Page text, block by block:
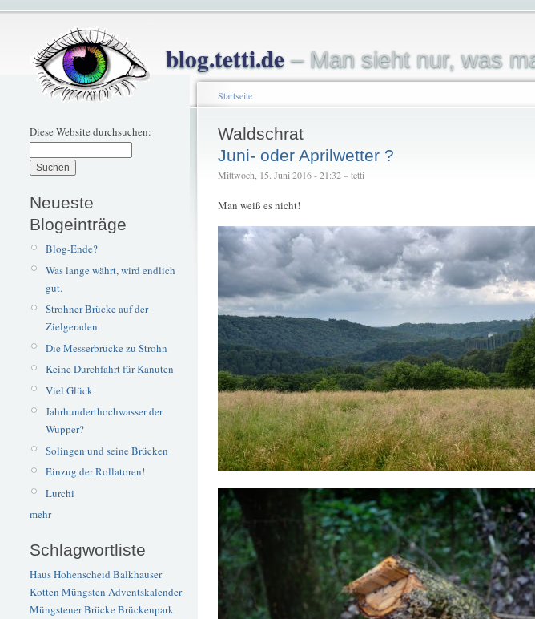
blog.tetti.de– Man sieht nur, was
Diese Website durchsuchen:
Neueste
Blogeinträge
Blog-Ende?
Was lange währt, wird endlich
gut.
Strohner Brücke auf der
Zielgeraden
Die Messerbrücke zu Strohn
Keine Durchfahrt für Kanuten
Viel Glück
Jahrhunderthochwasser der
Wupper?
Solingen und seine Brücken
Einzug der Rollatoren!
Lurchi
mehr
Schlagwortliste
Haus Hohenscheid Balkhauser
Kotten Müngsten Adventskalender
Müngstener BrückeBrückenpark
Startseite
Waldschrat
Juni- oder Aprilwetter ?
Mittwoch, 15. Juni 2016 - 21:32 – tetti
Man weiß es nicht!